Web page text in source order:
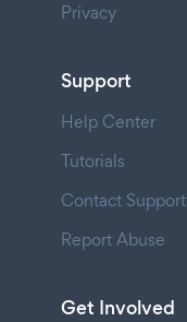
Privacy
Support
Help Center
Tutorials
Contact Support
Report Abuse
Get Involved